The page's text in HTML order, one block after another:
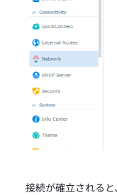
接続が確立される